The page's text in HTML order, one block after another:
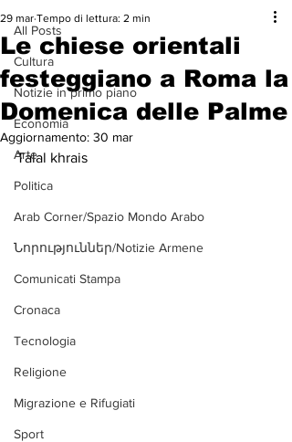
All Posts
Cultura
Notizie in primo piano
Economia
Arte
Politica
Arab Corner/Spazio Mondo Arabo
Նորություններ/Notizie Armene
Comunicati Stampa
Cronaca
Tecnologia
Religione
Migrazione e Rifugiati
Sport
Le chiese orientali
festeggiano a Roma la
Domenica delle Palme
29 mar Tempo di lettura: 2 min
Aggiornamento: 30 mar
Talal khrais